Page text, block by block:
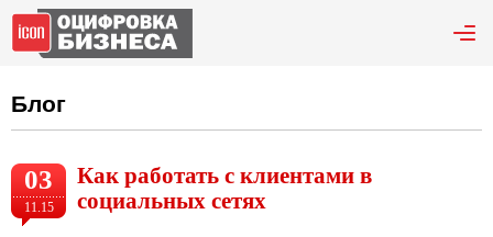
Блог
03
11.15
Как работать с клиентами в
социальных сетях